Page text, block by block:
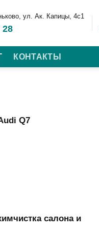
ул. Ак. Капицы, 4с1
28
КОНТАКТЫ
Q7
салона и